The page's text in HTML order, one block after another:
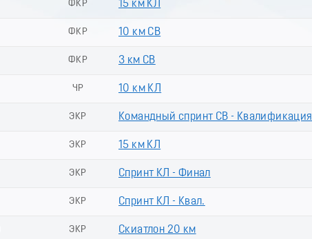
ФКР 15 км КЛ
ФКР 10 км СВ
ФКР 3 км СВ
ЧР 10 км КЛ
ЭКР Командный спринт СВ - Квалификация
ЭКР 15 км КЛ
ЭКР Спринт КЛ - Финал
ЭКР Спринт КЛ - Квал.
ЭКР Скиатлон 20 км